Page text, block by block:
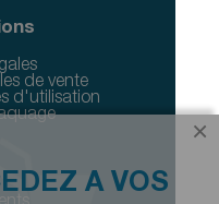
de vente
d'utilisation
×
A VOS